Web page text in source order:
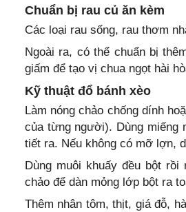
Chuẩn bị rau củ ăn kèm
Các loại rau sống, rau thơm
Ngoài ra, có thể chuẩn bị
giấm để tạo vị chua ngọt hài
Kỹ thuật đổ bánh xèo
Làm nóng chảo chống dính
của từng người). Dùng miếng
tiết ra. Nếu không có mỡ lợn,
Dùng muôi khuấy đều bột
chảo để dàn mỏng lớp bột ra
Thêm nhân tôm, thịt, giá đỗ,